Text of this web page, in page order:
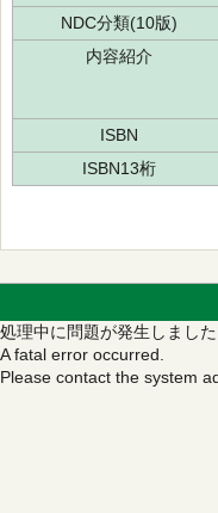
NDC分類(10版)
内容紹介
ISBN
ISBN13桁
処理中に問題が発生しました
A fatal error occurred.
Please contact the system